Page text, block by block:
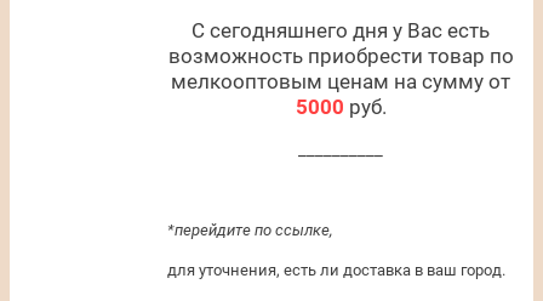
С сегодняшнего дня у Вас есть
возможность приобрести товар по
мелкооптовым ценам на сумму от
5000 руб.
*перейдите по ссылке,
для уточнения, есть ли доставка в ваш город.